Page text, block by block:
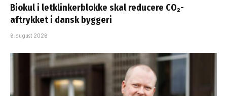
Biokul i letklinkerblokke skal reducere CO₂-
aftrykket i dansk byggeri
6. august 2026